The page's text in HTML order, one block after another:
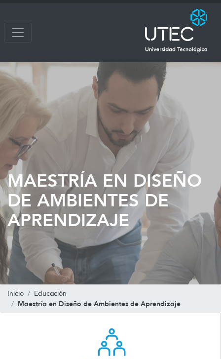
MAESTRÍA EN DISEÑO
DE AMBIENTES DE
APRENDIZAJE
Inicio Educación
Maestría en Diseño de Ambientes de Aprendizaje